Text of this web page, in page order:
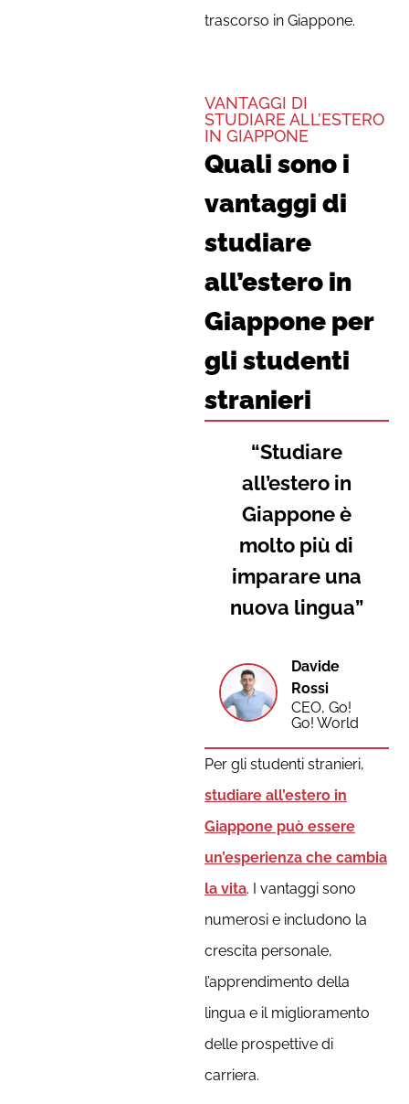
trascorso in Giappone.
VANTAGGI DI
STUDIARE ALL’ESTERO
IN GIAPPONE
Quali sono i
vantaggi di
studiare
all’estero in
Giappone per
gli studenti
stranieri
“Studiare
all’estero in
Giappone è
molto più di
imparare una
nuova lingua”
Davide
Rossi
CEO, Go!
Go! World
Per gli studenti stranieri,
studiare all’estero in
Giappone può essere
un’esperienza che cambia
la vita. I vantaggi sono
numerosi e includono la
crescita personale,
l’apprendimento della
lingua e il miglioramento
delle prospettive di
carriera.